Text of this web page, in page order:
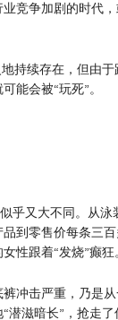
竞争加剧的时代
持续存在，但由
能会被“玩死”。
乎又大不同。从
到零售价每条
性跟着“发烧”癫狂。
冲击严重，乃是
滋暗长”，抢走了